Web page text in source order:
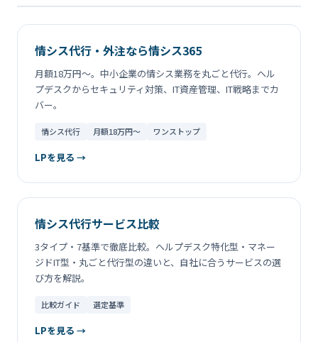
情シス代行・外注なら情シス365
月額18万円〜。中小企業の情シス業務を丸ごと代行。ヘル
プデスクからセキュリティ対策、IT資産管理、IT戦略までカ
バー。
情シス代行 月額18万円〜 ワンストップ
LPを見る →
情シス代行サービス比較
3タイプ・7基準で徹底比較。ヘルプデスク特化型・マネー
ジドIT型・丸ごと代行型の違いと、自社に合うサービスの選
び方を解説。
比較ガイド 選定基準
LPを見る →